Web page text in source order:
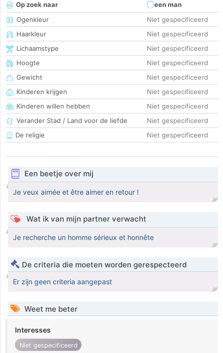
Op zoek naar
een man
Ogenkleur
Niet gespecificeerd
Haarkleur
Niet gespecificeerd
Lichaamstype
Niet gespecificeerd
Hoogte
Niet gespecificeerd
Gewicht
Niet gespecificeerd
Kinderen krijgen
Niet gespecificeerd
Kinderen willen hebben
Niet gespecificeerd
Verander Stad / Land voor de liefde
Niet gespecificeerd
De religie
Niet gespecificeerd
Een beetje over mij
Je veux aimée et être aimer en retour !
Wat ik van mijn partner verwacht
Je recherche un homme sérieux et honnête
De criteria die moeten worden gerespecteerd
Er zijn geen criteria aangepast
Weet me beter
Interesses
Niet gespecificeerd